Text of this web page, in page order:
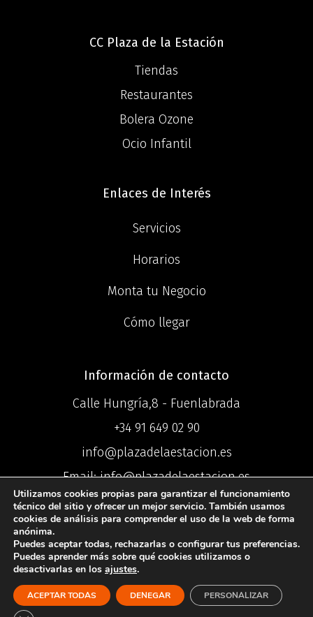
CC Plaza de la Estación
Tiendas
Restaurantes
Bolera Ozone
Ocio Infantil
Enlaces de Interés
Servicios
Horarios
Monta tu Negocio
Cómo llegar
Información de contacto
Calle Hungría,8 - Fuenlabrada
+34 91 649 02 90
info@plazadelaestacion.es
Email: info@plazadelaestacion.es
©2025 Centro
Comercial Plaza de la Estación ®
Política de PrivacidadIPolítica de
Utilizamos cookies propias para garantizar el funcionamiento
técnico del sitio y ofrecer un mejor servicio. También usamos
cookies de análisis para comprender el uso de la web de forma
anónima.
Puedes aceptar todas, rechazarlas o configurar tus preferencias.
Puedes aprender más sobre qué cookies utilizamos o
desactivarlas en los ajustes.
ACEPTAR TODAS DENEGAR PERSONALIZAR